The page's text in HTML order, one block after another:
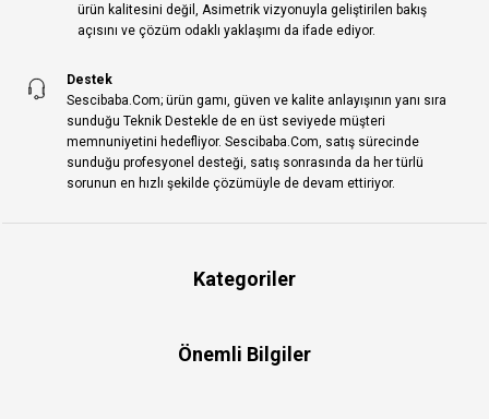
ürün kalitesini değil, Asimetrik vizyonuyla geliştirilen bakış
açısını ve çözüm odaklı yaklaşımı da ifade ediyor.
Destek
Sescibaba.Com; ürün gamı, güven ve kalite anlayışının yanı sıra
sunduğu Teknik Destekle de en üst seviyede müşteri
memnuniyetini hedefliyor. Sescibaba.Com, satış sürecinde
sunduğu profesyonel desteği, satış sonrasında da her türlü
sorunun en hızlı şekilde çözümüyle de devam ettiriyor.
Kategoriler
Önemli Bilgiler